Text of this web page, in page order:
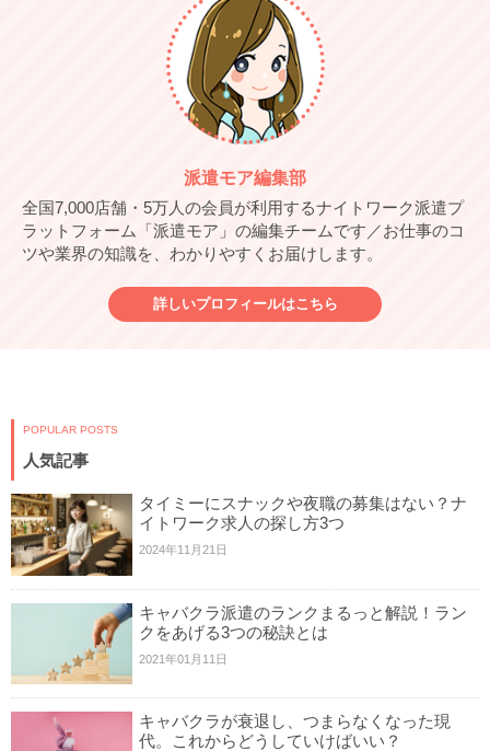
派遣モア編集部
全国7,000店舗・5万人の会員が利用するナイトワーク派遣プ
ラットフォーム「派遣モア」の編集チームです／お仕事のコ
ツや業界の知識を、わかりやすくお届けします。
詳しいプロフィールはこちら
POPULAR POSTS
人気記事
タイミーにスナックや夜職の募集はない？ナ
イトワーク求人の探し方3つ
2024年11月21日
キャバクラ派遣のランクまるっと解説！ラン
クをあげる3つの秘訣とは
2021年01月11日
キャバクラが衰退し、つまらなくなった現
代。これからどうしていけばいい？